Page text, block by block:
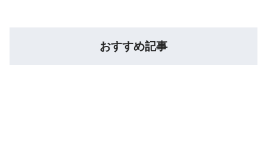
おすすめ記事